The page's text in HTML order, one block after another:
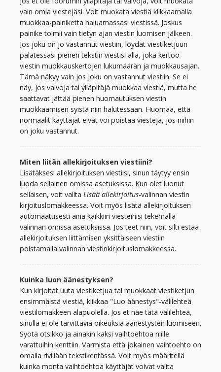
vain omia viestejäsi. Voit muokata viestiä klikkaamalla
muokkaa-painiketta haluamassasi viestissä. Joskus
painike toimii vain tietyn ajan viestin luomisen jälkeen.
Jos joku on jo vastannut viestiin, löydät viestiketjuun
palatessasi pienen tekstin viestisi alla, joka kertoo
viestin muokkauskertojen lukumäärän ja muokkausajan.
Tämä näkyy vain jos joku on vastannut viestiin. Se ei
näy, jos valvoja tai ylläpitäjä muokkaa viestiä, mutta he
saattavat jättää pienen huomautuksen viestin
muokkaamisen syistä niin halutessaan. Huomaa, että
normaalit käyttäjät eivät voi poistaa viestejä, jos niihin
on joku vastannut.
Miten liitän allekirjoituksen viestiini?
Lisätäksesi allekirjoituksen viestiisi, sinun täytyy ensin
luoda sellainen omissa asetuksissa. Kun olet luonut
sellaisen, voit valita Lisää allekirjoitus-valinnan viestin
kirjoituslomakkeessa. Voit myös lisätä allekirjoituksen
automaattisesti aina kaikkiin viesteihisi tekemällä
valinnan omissa asetuksissa. Jos teet niin, voit silti estää
allekirjoituksen liittämisen yksittäiseen viestiin
poistamalla valinnan viestinkirjoituslomakkeessa.
Kuinka luon äänestyksen?
Kun kirjoitat uuta viestiketjua tai muokkaat viestiketjun
ensimmäistä viestiä, klikkaa "Luo äänestys"-välilehteä
viestilomakkeen alapuolella. Jos et näe tätä välilehteä,
sinulla ei ole tarvittavia oikeuksia äänestysten luomiseen.
Syötä otsikko ja ainakin kaksi vaihtoehtoa niille
varattuihin kenttiin. Varmista että jokainen vaihtoehto on
omalla rivillään tekstikentässä. Voit myös määritellä
kuinka monta vaihtoehtoa käyttäjät voivat valita